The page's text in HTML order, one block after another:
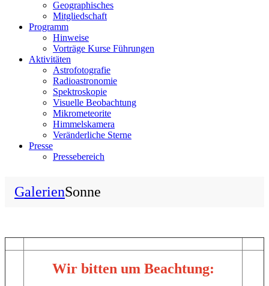
Geographisches
Mitgliedschaft
Programm
Hinweise
Vorträge Kurse Führungen
Aktivitäten
Astrofotografie
Radioastronomie
Spektroskopie
Visuelle Beobachtung
Mikrometeorite
Himmelskamera
Veränderliche Sterne
Presse
Pressebereich
GalerienSonne
Wir bitten um Beachtung: